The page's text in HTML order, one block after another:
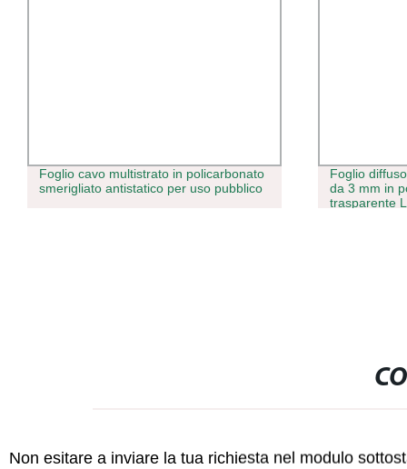
Foglio cavo multistrato in policarbonato
smerigliato antistatico per uso pubblico
Foglio
da 3 mm in
trasparente
Non esitare a inviare la tua richiesta nel modulo